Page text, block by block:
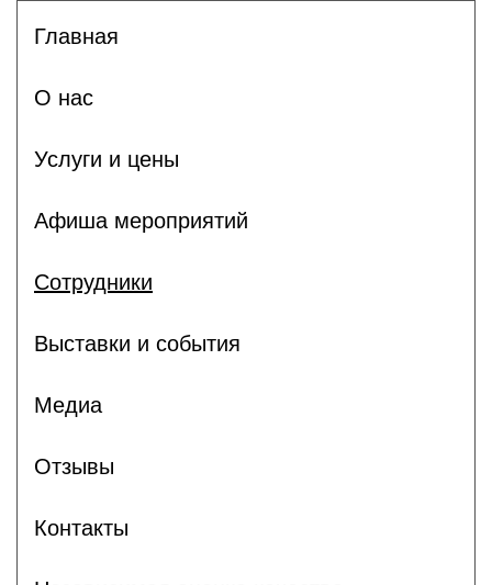
Главная
О нас
Услуги и цены
Афиша мероприятий
Сотрудники
Выставки и события
Медиа
Отзывы
Контакты